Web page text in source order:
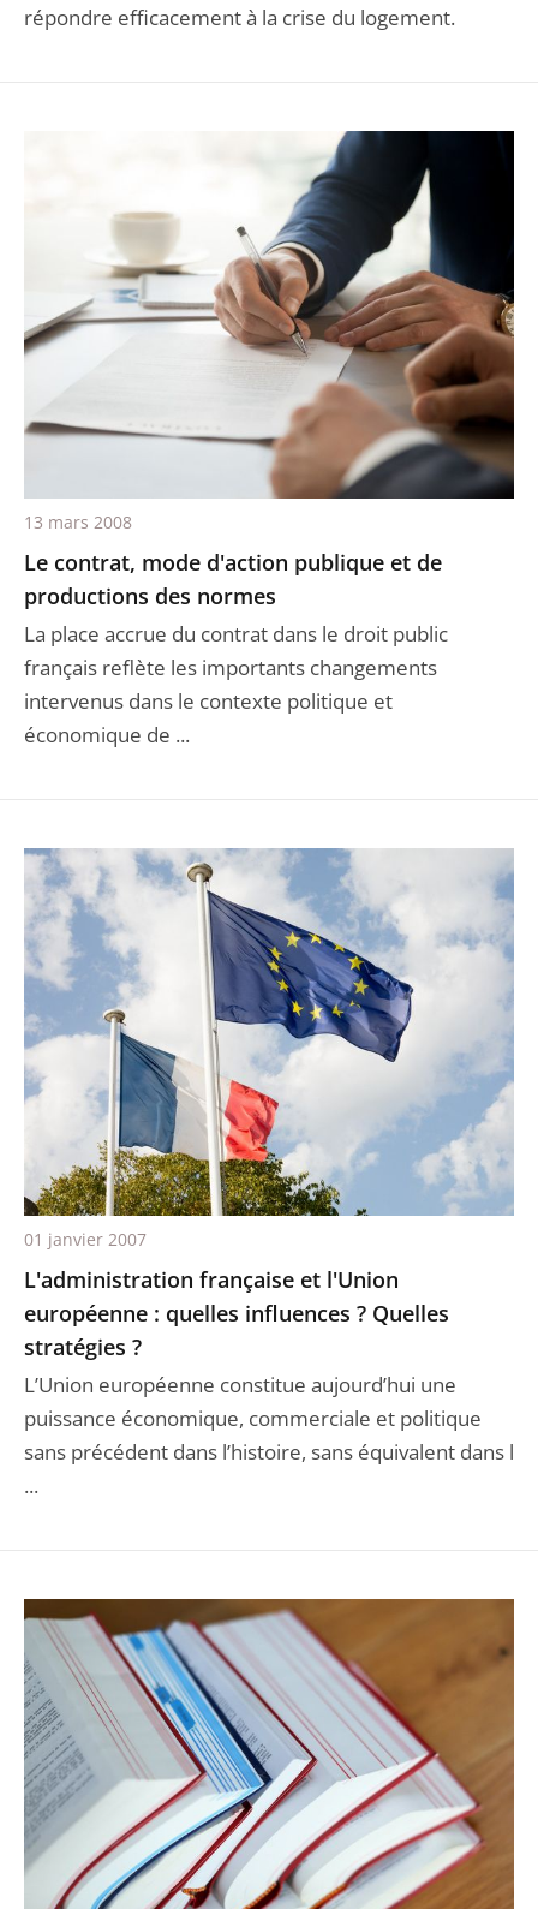
répondre efficacement à la crise du logement.
Le contrat, mode d'action publique et de
productions des normes
La place accrue du contrat dans le droit public
français reflète les importants changements
intervenus dans le contexte politique et
économique de ...
13 mars 2008
L'administration française et l'Union
européenne : quelles influences ? Quelles
stratégies ?
L’Union européenne constitue aujourd’hui une
puissance économique, commerciale et politique
sans précédent dans l’histoire, sans équivalent dans l
...
01 janvier 2007